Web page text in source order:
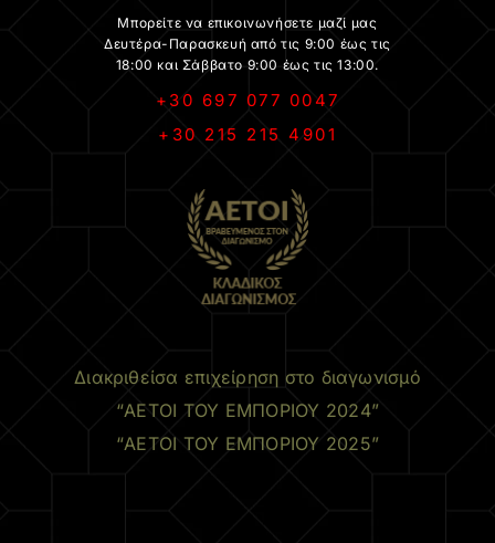
Μπορείτε να επικοινωνήσετε μαζί μας
Δευτέρα-Παρασκευή από τις 9:00 έως τις
18:00 και Σάββατο 9:00 έως τις 13:00.
+30 697 077 0047
+30 215 215 4901
Διακριθείσα επιχείρηση στο διαγωνισμό
“ΑΕΤΟΙ ΤΟΥ ΕΜΠΟΡΙΟΥ 2024”
“ΑΕΤΟΙ ΤΟΥ ΕΜΠΟΡΙΟΥ 2025”